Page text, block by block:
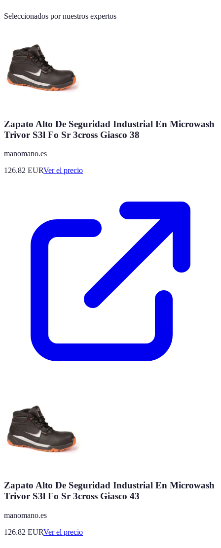
Seleccionados por nuestros expertos
Zapato Alto De Seguridad Industrial En Microwash
Trivor S3l Fo Sr 3cross Giasco 38
manomano.es
126.82 EURVer el precio
Zapato Alto De Seguridad Industrial En Microwash
Trivor S3l Fo Sr 3cross Giasco 43
manomano.es
126.82 EURVer el precio